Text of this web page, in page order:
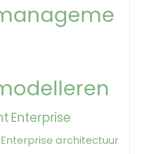
Enterprise
Enterprise architectuur